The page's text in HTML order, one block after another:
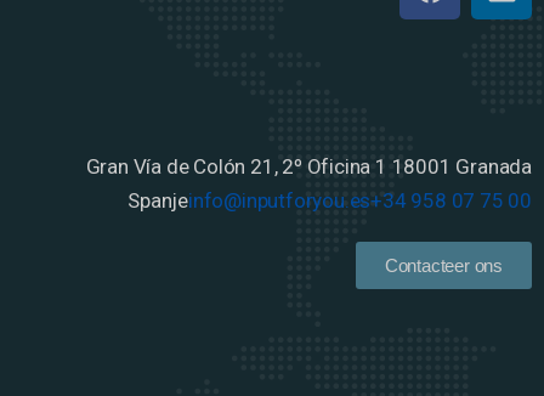
Gran Vía de Colón 21, 2º Oficina 1 18001 Granada
Spanjeinfo@inputforyou.es+34 958 07 75 00
Contacteer ons